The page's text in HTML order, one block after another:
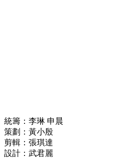
統籌：李琳 申晨
策劃：黃小殷
剪輯：張琪達
設計：武君麗